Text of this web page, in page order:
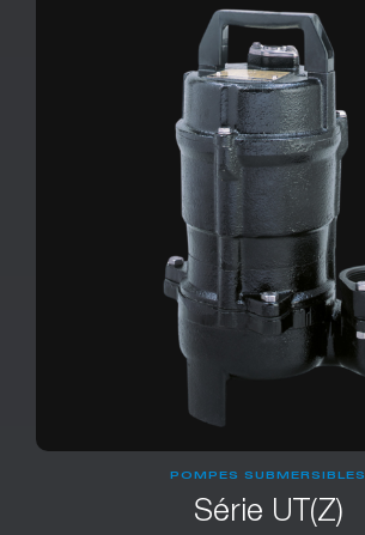
POMPES SUBMERSIBLES
Série UT(Z)